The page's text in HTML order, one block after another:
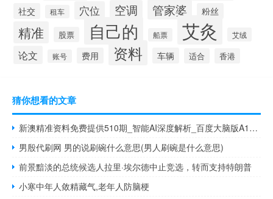
社交 租车 穴位 空调 管家婆 粉丝
精准 股票 自己的 船票 艾灸 艾绒
论文 账号 费用 资料 车辆 适合 香港
猜你想看的文章
新澳精准资料免费提供510期_智能AI深度解析_百度大脑版A12.26.39
男殷代刷网 男的说刷碗什么意思(男人刷碗是什么意思)
前景黯淡的总统候选人拉里·埃尔德中止竞选，转而支持特朗普
小寒中年人敛精藏气,老年人防脑梗